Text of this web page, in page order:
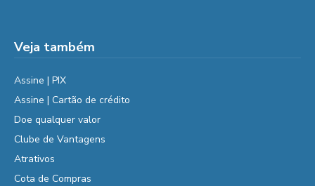
Veja também
Assine | PIX
Assine | Cartão de crédito
Doe qualquer valor
Clube de Vantagens
Atrativos
Cota de Compras